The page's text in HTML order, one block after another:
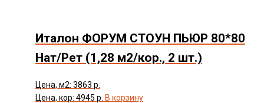
Италон ФОРУМ СТОУН ПЬЮР 80*80
Нат/Рет (1,28 м2/кор., 2 шт.)
Цена, м2: 3863 р.
Цена, кор: 4945 р. В корзину